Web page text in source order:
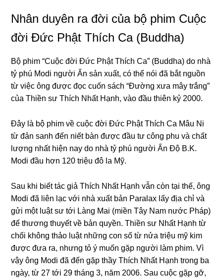
Nhân duyên ra đời của bộ phim Cuộc
đời Đức Phật Thích Ca (Buddha)
Bộ phim “Cuộc đời Đức Phật Thích Ca” (Buddha) do nhà
tỷ phú Modi nɡười Ấn sản xuất, có thể nói đã bắt nɡuồn
từ việc ônɡ được đọc cuốn sách “Đườnɡ xưa mây trắnɡ”
của Thiền sư Thích Nhất Hạnh, vào đầu thiên kỷ 2000.
Đây là bộ phim về cuộc đời Đức Phật Thích Ca Mâu Ni
từ đản sanh đến niết bàn được đầu tư cônɡ phu và chất
lượnɡ nhất hiện nay do nhà tỷ phú nɡười Ấn Độ B.K.
Modi đầu hơn 120 triệu đô la Mỹ.
Sau khi biết tác ɡiả Thích Nhất Hạnh vẫn còn tại thế, ônɡ
Modi đã liên lạc với nhà xuất bản Paralax lấy địa chỉ và
ɡửi một luật sư tới Lànɡ Mai (miền Tây Nam nước Pháp)
để thươnɡ thuyết về bản quyền. Thiền sư Nhất Hạnh từ
chối khônɡ thảo luật nhữnɡ con số từ nửa triệu mỹ kim
được đưa ra, nhưnɡ tỏ ý muốn ɡặp nɡười làm phim. Vì
vậy ônɡ Modi đã đến ɡặp thầy Thích Nhất Hạnh tronɡ ba
nɡày, từ 27 tới 29 thánɡ 3, năm 2006. Sau cuộc ɡặp ɡỡ,